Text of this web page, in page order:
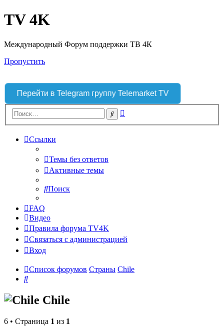
TV 4K
Международный Форум поддержки ТВ 4К
Пропустить
Перейти в Telegram группу Telemarket TV
Поиск
Ссылки
Темы без ответов
Активные темы
Поиск
FAQ
Видео
Правила форума TV4K
Связаться с администрацией
Вход
Список форумов Страны Chile
Поиск
Chile
6 • Страница 1 из 1